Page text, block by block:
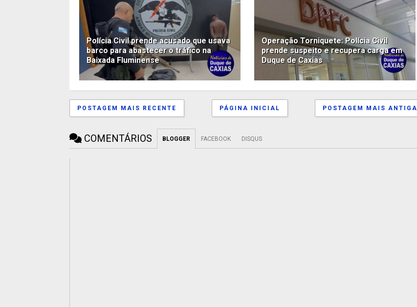
Polícia Civil prende acusado que usava
barco para abastecer o tráfico na
Baixada Fluminense
Operação Torniquete: Polícia Civil
prende suspeito e recupera carga em
Duque de Caxias
POSTAGEM MAIS RECENTE POSTAGEM MAIS ANTIGA
PÁGINA INICIAL
COMENTÁRIOS BLOGGER FACEBOOK DISQUS